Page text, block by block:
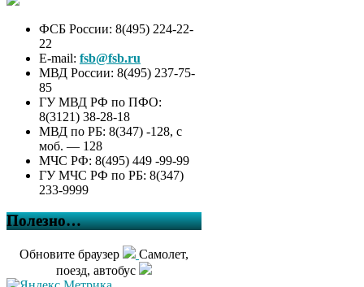
ФСБ России: 8(495) 224-22-
22
E-mail: fsb@fsb.ru
МВД России: 8(495) 237-75-
85
ГУ МВД РФ по ПФО:
8(3121) 38-28-18
МВД по РБ: 8(347) -128, с
моб. — 128
МЧС РФ: 8(495) 449 -99-99
ГУ МЧС РФ по РБ: 8(347)
233-9999
Полезно…
Обновите браузер
Самолет,
поезд, автобус